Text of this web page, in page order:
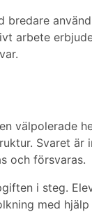
arbete
välpolerade
Svaret
och försvaras.
i steg.
med